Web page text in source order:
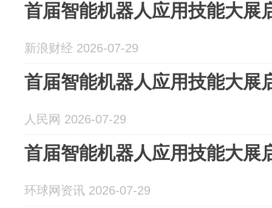
首届智能机器人应用技能大展
新浪财经 2026-07-29
首届智能机器人应用技能大展
人民网 2026-07-29
首届智能机器人应用技能大展
环球网资讯 2026-07-29